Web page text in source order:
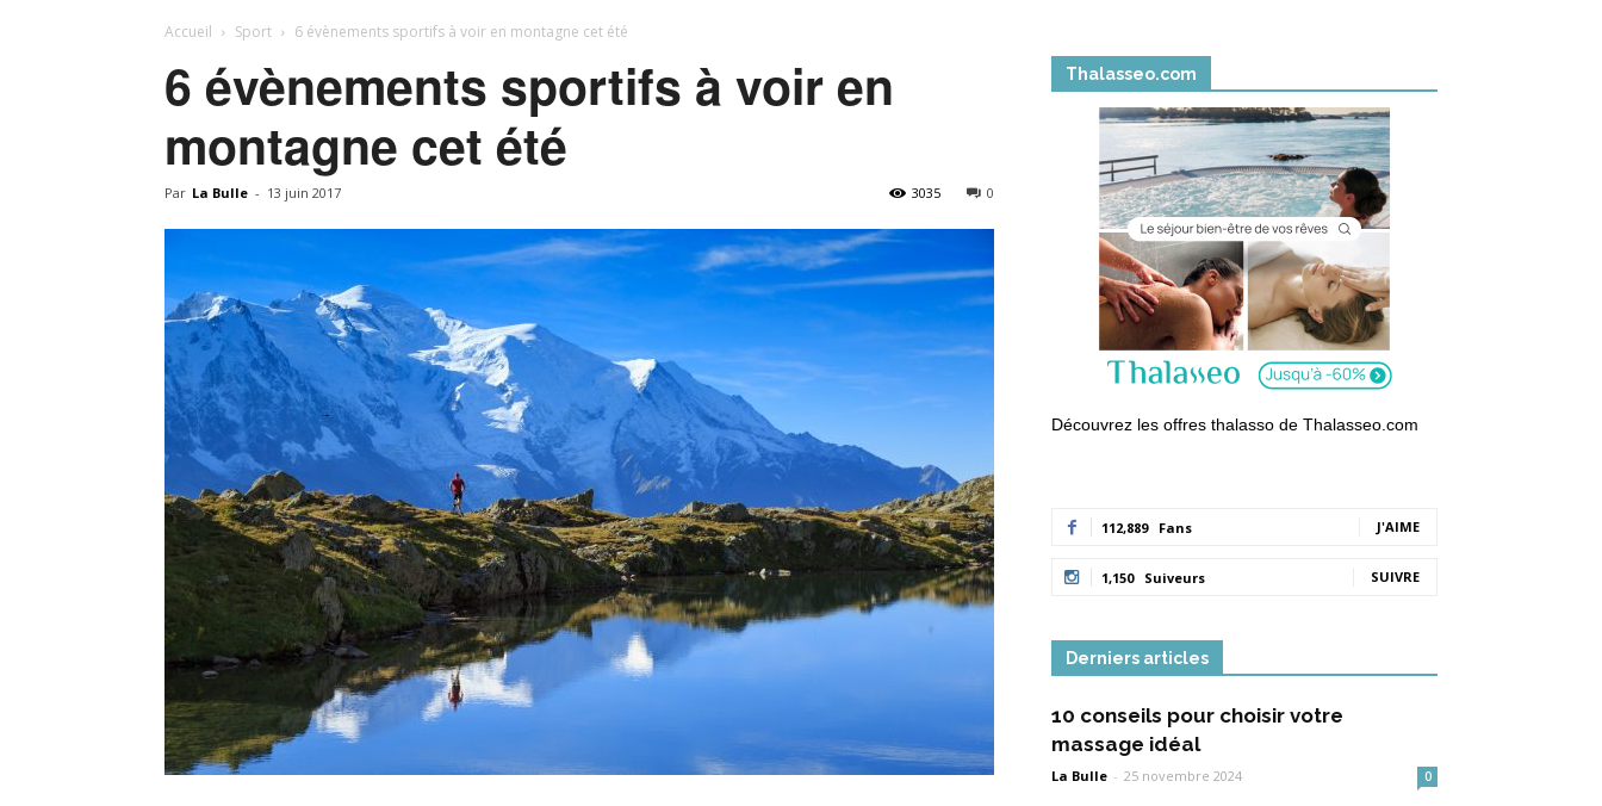
Accueil Sport 6 évènements sportifs à voir en montagne cet été
6 évènements sportifs à voir en
montagne cet été
Par La Bulle - 13 juin 2017 0
3035
Thalasseo.com
Découvrez les offres thalasso de Thalasseo.com
112,889 Fans J'AIME
1,150 Suiveurs SUIVRE
Derniers articles
10 conseils pour choisir votre
massage idéal
La Bulle - 25 novembre 2024 0